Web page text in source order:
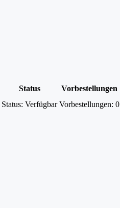
Status Vorbestellungen
Status: Verfügbar Vorbestellungen: 0